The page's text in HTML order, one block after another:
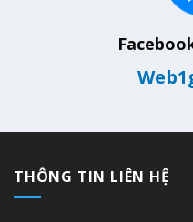
THÔNG TIN LIÊN HỆ